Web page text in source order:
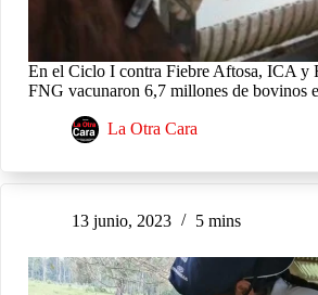
En el Ciclo I contra Fiebre Aftosa, ICA y
FNG vacunaron 6,7 millones de bovinos
La Otra Cara
13 junio, 2023 5 mins